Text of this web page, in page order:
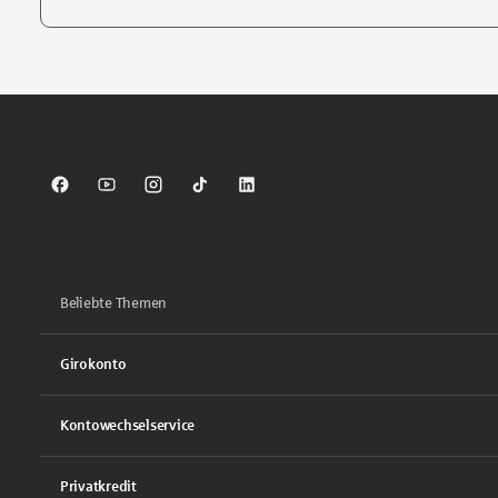
Sparkasse auf Facebook
Sparkasse auf Youtube
Sparkasse auf Instagram
Sparkasse auf TikTok
Sparkasse auf LinkedIn
Beliebte Themen
Girokonto
Kontowechselservice
Privatkredit